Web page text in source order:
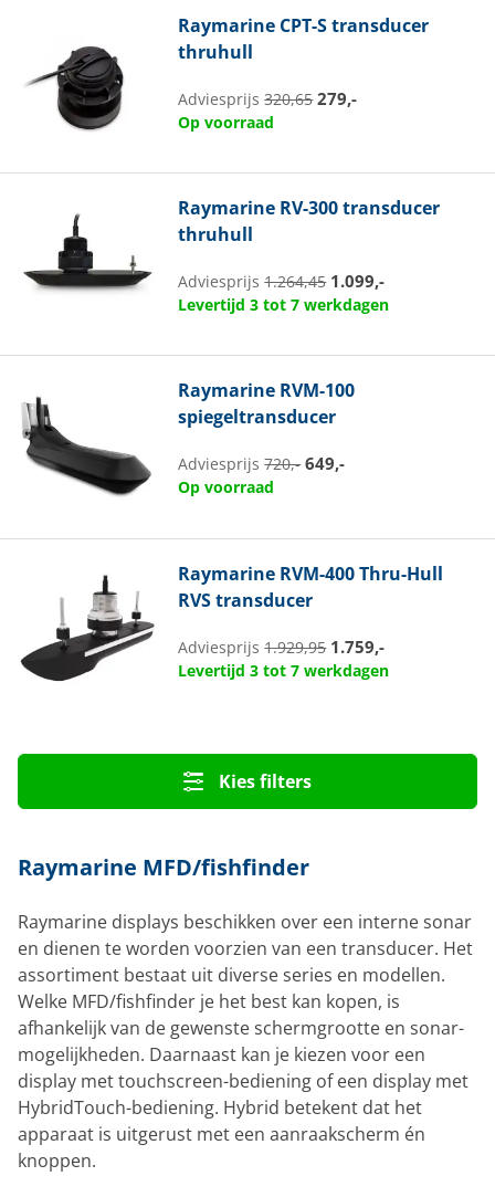
Raymarine CPT-S transducer
thruhull
Adviesprijs320,65 279,-
Op voorraad
Raymarine RV-300 transducer
thruhull
Adviesprijs1.264,45 1.099,-
Levertijd 3 tot 7 werkdagen
Raymarine RVM-100
spiegeltransducer
Adviesprijs720,- 649,-
Op voorraad
Raymarine RVM-400 Thru-Hull
RVS transducer
Adviesprijs1.929,95 1.759,-
Levertijd 3 tot 7 werkdagen
Kies filters
Raymarine MFD/fishfinder
Raymarine displays beschikken over een interne sonar
en dienen te worden voorzien van een transducer. Het
assortiment bestaat uit diverse series en modellen.
Welke MFD/fishfinder je het best kan kopen, is
afhankelijk van de gewenste schermgrootte en sonar-
mogelijkheden. Daarnaast kan je kiezen voor een
display met touchscreen-bediening of een display met
HybridTouch-bediening. Hybrid betekent dat het
apparaat is uitgerust met een aanraakscherm én
knoppen.